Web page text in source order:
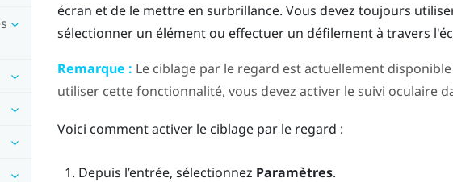
écran et de le mettre en surbrillance. Vous devez toujours
sélectionner un élément ou effectuer un défilement à travers
Remarque : Le ciblage par le regard est actuellement
utiliser cette fonctionnalité, vous devez activer le suivi oculaire
Voici comment activer le ciblage par le regard :
Depuis l’entrée, sélectionnez Paramètres.